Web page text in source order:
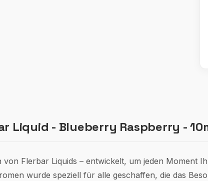
Liquid - Blueberry Raspberry -
Flerbar Liquids – entwickelt, um jeden Moment
wurde speziell für alle geschaffen, die das